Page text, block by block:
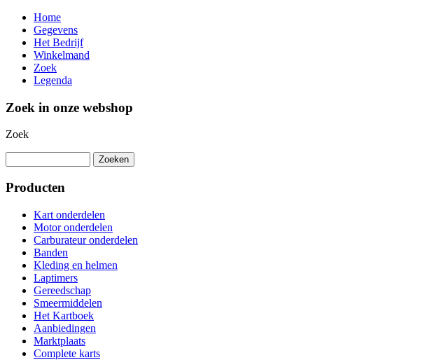
Home
Gegevens
Het Bedrijf
Winkelmand
Zoek
Legenda
Zoek in onze webshop
Zoek
Producten
Kart onderdelen
Motor onderdelen
Carburateur onderdelen
Banden
Kleding en helmen
Laptimers
Gereedschap
Smeermiddelen
Het Kartboek
Aanbiedingen
Marktplaats
Complete karts